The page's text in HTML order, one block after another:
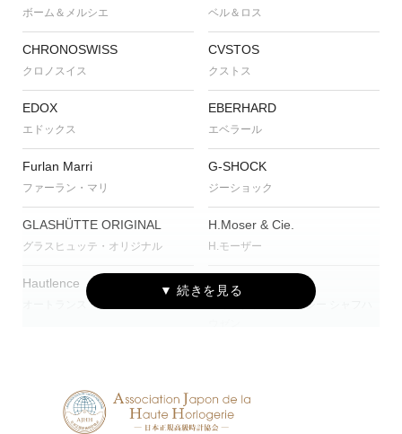
ボーム＆メルシエ ベル＆ロス
CHRONOSWISS
クロノスイス
CVSTOS
クストス
EDOX
エドックス
EBERHARD
エベラール
Furlan Marri
ファーラン・マリ
G-SHOCK
ジーショック
GLASHÜTTE ORIGINAL
グラスヒュッテ・オリジナル
H.Moser & Cie.
H.モーザー
Hautlence IWC
アイ・ダブリュー・シー シャフハ
NORQAIN OSSO ITALY